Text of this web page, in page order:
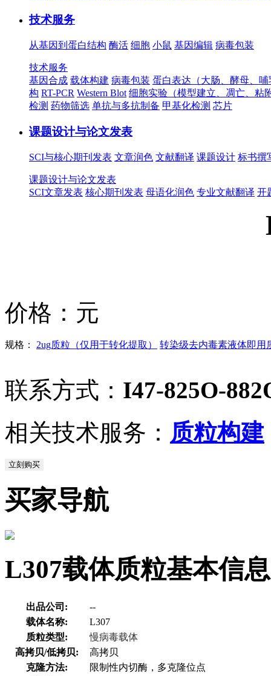
技术服务
从基因到蛋白结构 酶活 细胞 小鼠 基因编辑 病毒包装
技术服务
基因合成 载体构建 病毒包装 蛋白表达（大肠、酵母、
构 RT-PCR Western Blot 细胞实验（模型建立、凋亡、粘
检测 药物筛选 单抗与多抗制备 甲基化检测 芯片
课题设计与论文发表
SCI与核心期刊发表 文章润色 文献翻译 课题设计 标书撰
课题设计与论文发表
SCI文章发表 核心期刊发表 母语化润色 专业文献翻译 开
价格： 元
规格： 2ug质粒（仅用于转化提取） 转染级去内毒素液体即用
联系方式： I47-825O-
相关技术服务： 质粒构建
立刻购买
买家导航
L307载体质粒基本信息
出品公司:
--
载体名称:
L307
质粒类型:
慢病毒载体
高拷贝/低拷贝:
高拷贝
克隆方法:
限制性内切酶，多克隆位点